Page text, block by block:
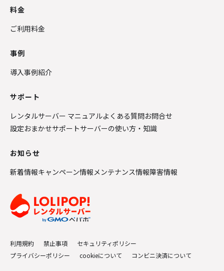
料金
ご利用料金
事例
導入事例紹介
サポート
レンタルサーバー マニュアルよくある質問お問合せ
設定おまかせサポートサーバーの使い方・知識
お知らせ
新着情報キャンペーン情報メンテナンス情報障害情報
利用規約 禁止事項
セキュリティポリシー
プライバシーポリシー
cookieについて コンビニ決済について